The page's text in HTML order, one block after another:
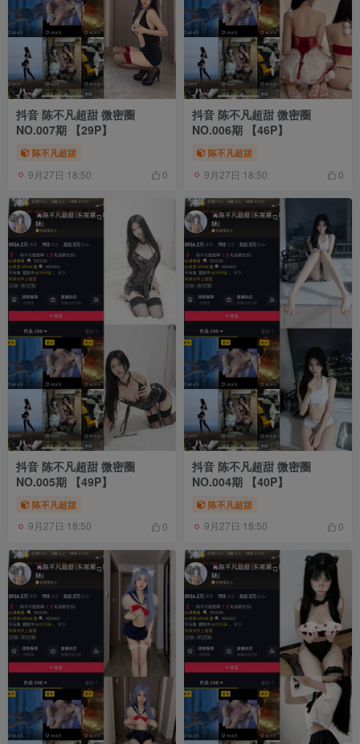
抖音 陈不凡超甜 微密圈
NO.007期 【29P】
陈不凡超甜
9月27日 18:50 0
抖音 陈不凡超甜 微密圈
NO.006期 【46P】
陈不凡超甜
9月27日 18:50 0
抖音 陈不凡超甜 微密圈
NO.005期 【49P】
陈不凡超甜
9月27日 18:50 0
抖音 陈不凡超甜 微密圈
NO.004期 【40P】
陈不凡超甜
9月27日 18:50 0